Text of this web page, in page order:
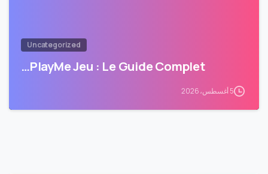
Uncategorized
PlayMe Jeu : Le Guide Complet…
5 أغسطس، 2026